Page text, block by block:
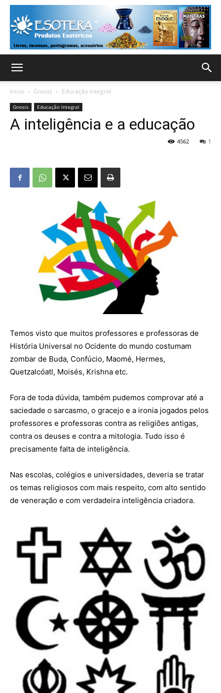
Início Gnosis Educação Integral
Gnosis Educação Integral
A inteligência e a educação
1
4562
Temos visto que muitos professores e professoras de
História Universal no Ocidente do mundo costumam
zombar de Buda, Confúcio, Maomé, Hermes,
Quetzalcóatl, Moisés, Krishna etc.
Fora de toda dúvida, também pudemos comprovar até a
saciedade o sarcasmo, o gracejo e a ironia jogados pelos
professores e professoras contra as religiões antigas,
contra os deuses e contra a mitologia. Tudo isso é
precisamente falta de inteligência.
Nas escolas, colégios e universidades, deveria se tratar
os temas religiosos com mais respeito, com alto sentido
de veneração e com verdadeira inteligência criadora.